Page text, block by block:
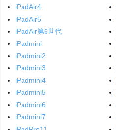
iPadAir4
iPadAir5
iPadAir第6世代
iPadmini
iPadmini2
iPadmini3
iPadmini4
iPadmini5
iPadmini6
iPadmini7